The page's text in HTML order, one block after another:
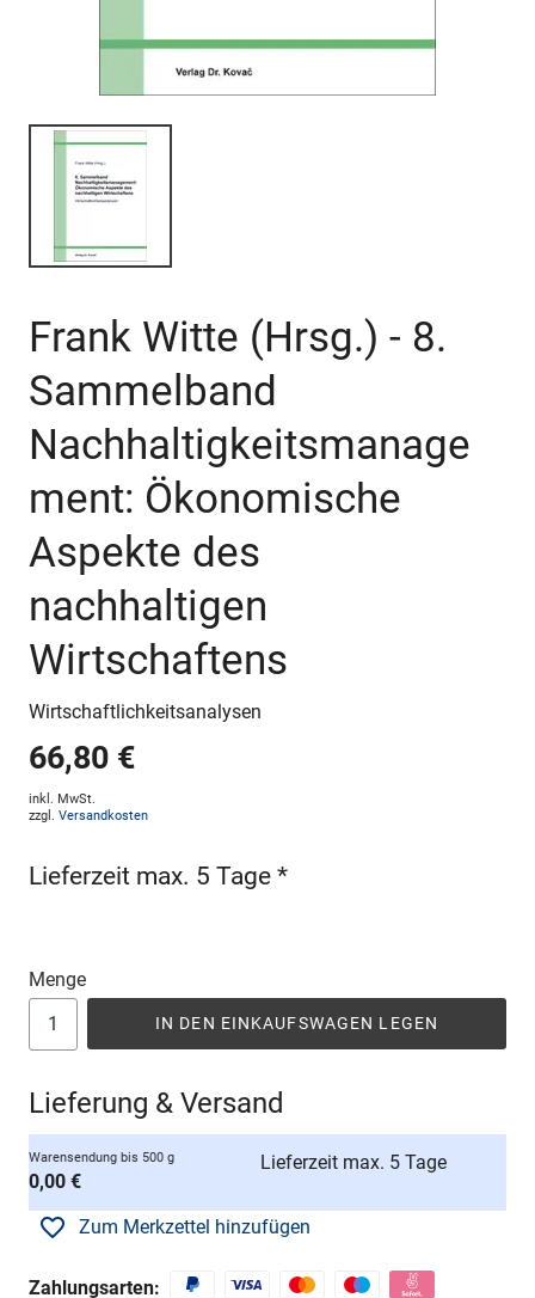
Frank Witte (Hrsg.) - 8.
Sammelband
Nachhaltigkeitsmanage
ment: Ökonomische
Aspekte des
nachhaltigen
Wirtschaftens
Wirtschaftlichkeitsanalysen
66,80 €
inkl. MwSt.
zzgl. Versandkosten
Lieferzeit max. 5 Tage *
Menge
IN DEN EINKAUFSWAGEN LEGEN
Lieferung & Versand
Warensendung bis 500 g
0,00 €
Lieferzeit max. 5 Tage
Zum Merkzettel hinzufügen
Zahlungsarten: